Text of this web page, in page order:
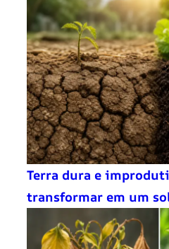
Terra dura e
transformar em um